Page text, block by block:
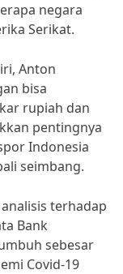
negara
Serikat.
Anton
bisa
rupiah dan
pentingnya
Indonesia
seimbang.
terhadap
Bank
sebesar
Covid-19